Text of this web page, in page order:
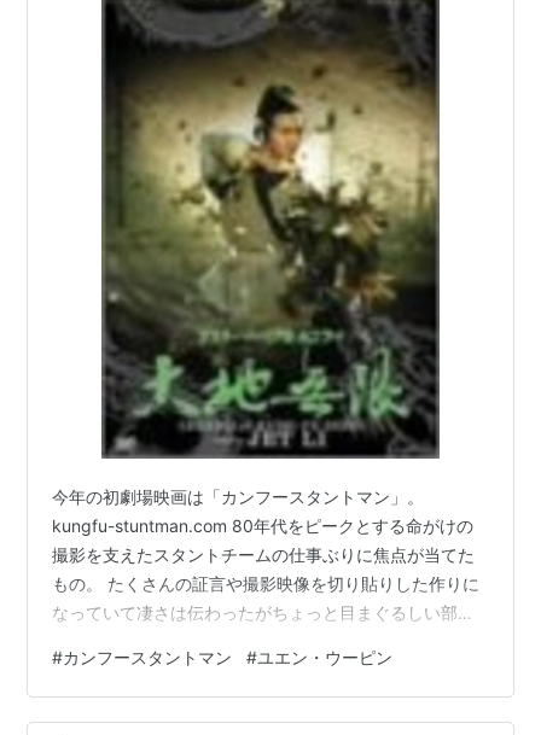
今年の初劇場映画は「カンフースタントマン」。
kungfu-stuntman.com 80年代をピークとする命がけの
撮影を支えたスタントチームの仕事ぶりに焦点が当てた
もの。 たくさんの証言や撮影映像を切り貼りした作りに
なっていて凄さは伝わったがちょっと目まぐるしい部分
の表情は映画愛に満ちていて清々しく本当に気持ちの良
いものだった。 私の香港映画ブームに先鞭をつけた「蛇
拳」や「酔拳」のユエン・ウーピン監督のインタビュー
#カンフースタントマン #ユエン・ウーピン